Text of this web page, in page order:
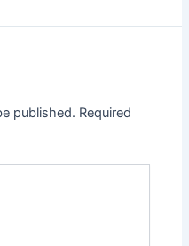
published. Required